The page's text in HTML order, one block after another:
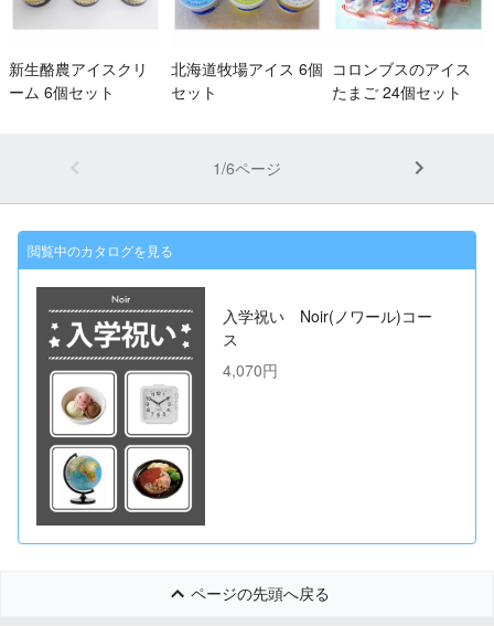
新生酪農アイスクリ
ーム 6個セット
北海道牧場アイス 6個
セット
コロンブスのアイス
たまご 24個セット
1/6ページ
閲覧中のカタログを見る
入学祝い Noir(ノワール)コー
ス
4,070円
ページの先頭へ戻る